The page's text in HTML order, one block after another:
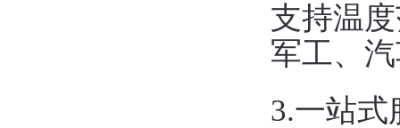
支持温
军工、
3.一站式